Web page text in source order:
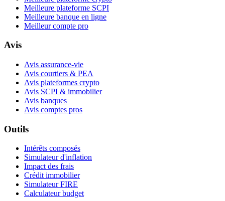
Meilleure plateforme SCPI
Meilleure banque en ligne
Meilleur compte pro
Avis
Avis assurance-vie
Avis courtiers & PEA
Avis plateformes crypto
Avis SCPI & immobilier
Avis banques
Avis comptes pros
Outils
Intérêts composés
Simulateur d'inflation
Impact des frais
Crédit immobilier
Simulateur FIRE
Calculateur budget